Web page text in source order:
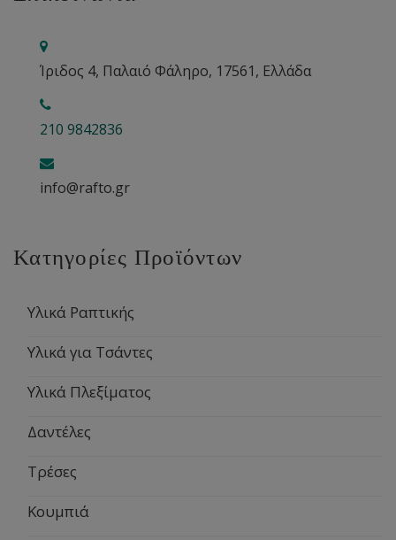
Ίριδος 4, Παλαιό Φάληρο, 17561, Ελλάδα
210 9842836
info@rafto.gr
Κατηγορίες Προϊόντων
Υλικά Ραπτικής
Υλικά για Τσάντες
Υλικά Πλεξίματος
Δαντέλες
Τρέσες
Κουμπιά